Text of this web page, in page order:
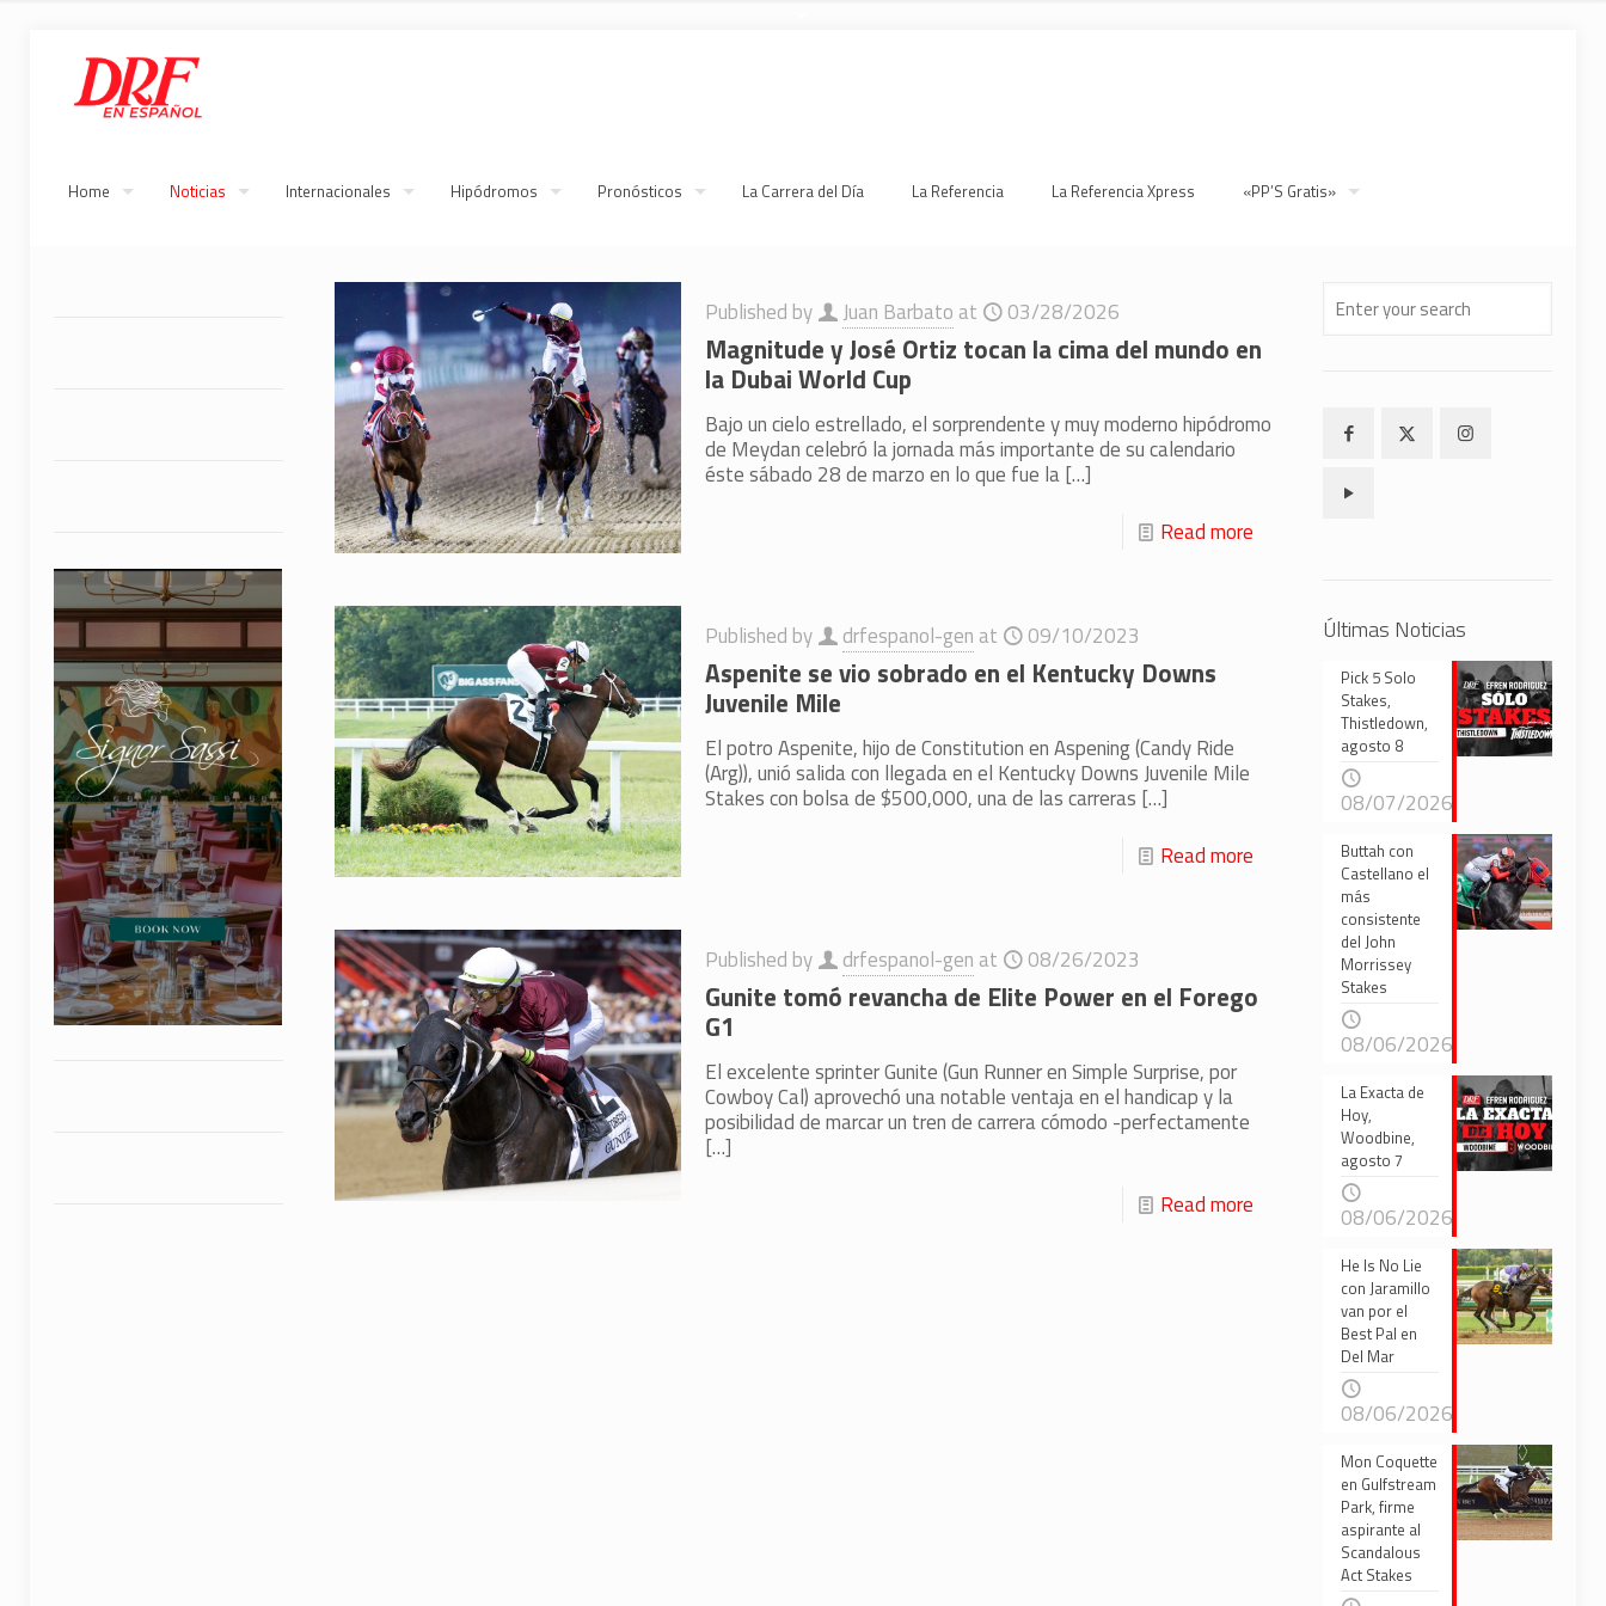
Home Noticias Internacionales Hipódromos Pronósticos La Carrera del Día La Referencia La Referencia Xpress «PP’S Gratis»
Published by Juan Barbato at 03/28/2026
Magnitude y José Ortiz tocan la cima del mundo en
la Dubai World Cup
Bajo un cielo estrellado, el sorprendente y muy moderno hipódromo
de Meydan celebró la jornada más importante de su calendario
éste sábado 28 de marzo en lo que fue la[…]
Read more
Published by drfespanol-gen at 09/10/2023
Aspenite se vio sobrado en el Kentucky Downs
Juvenile Mile
El potro Aspenite, hijo de Constitution en Aspening (Candy Ride
(Arg)), unió salida con llegada en el Kentucky Downs Juvenile Mile
Stakes con bolsa de $500,000, una de las carreras […]
Read more
Published by drfespanol-gen at 08/26/2023
Gunite tomó revancha de Elite Power en el Forego
G1
El excelente sprinter Gunite (Gun Runner en Simple Surprise, por
Cowboy Cal) aprovechó una notable ventaja en el handicap y la
posibilidad de marcar un tren de carrera cómodo -perfectamente
[…]
Read more
Últimas Noticias
Pick 5 Solo
Stakes,
Thistledown,
agosto 8
08/07/2026
Buttah con
Castellano el
más
consistente
del John
Morrissey
Stakes
08/06/2026
La Exacta de
Hoy,
Woodbine,
agosto 7
08/06/2026
He Is No Lie
con Jaramillo
van por el
Best Pal en
Del Mar
08/06/2026
Mon Coquette
en Gulfstream
Park, firme
aspirante al
Scandalous
Act Stakes